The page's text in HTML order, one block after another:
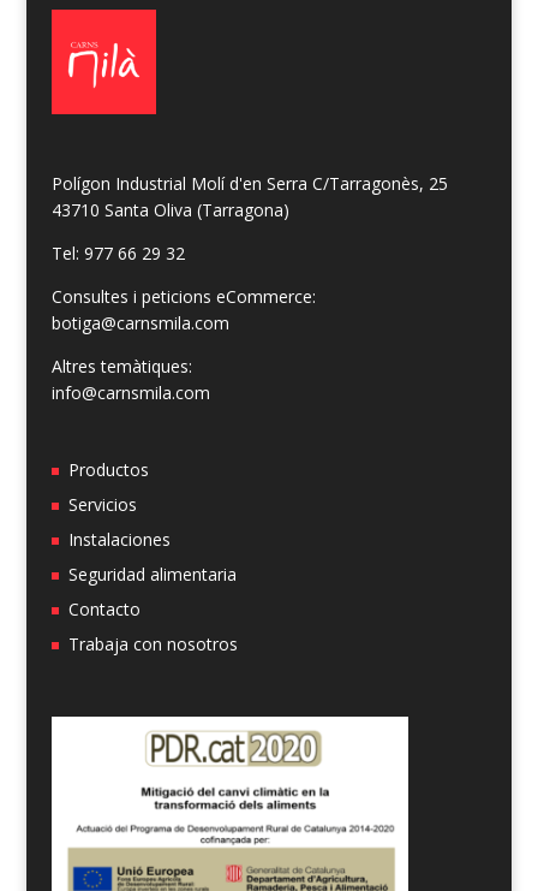
Polígon Industrial Molí d'en Serra C/Tarragonès, 25
43710 Santa Oliva (Tarragona)
Tel: 977 66 29 32
Consultes i peticions eCommerce:
botiga@carnsmila.com
Altres temàtiques:
info@carnsmila.com
Productos
Servicios
Instalaciones
Seguridad alimentaria
Contacto
Trabaja con nosotros